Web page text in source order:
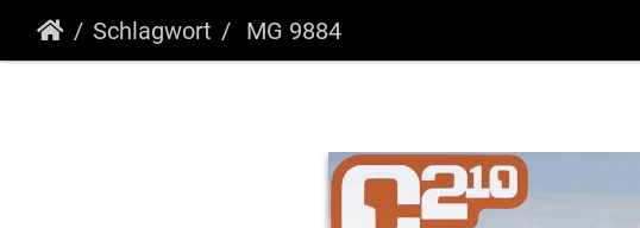
Schlagwort MG 9884